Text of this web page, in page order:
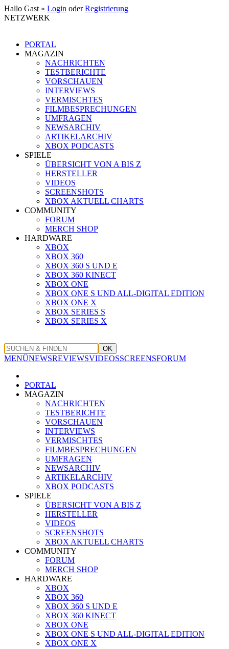
Hallo Gast » Login oderRegistrierung
NETZWERK
PORTAL
MAGAZIN
NACHRICHTEN
TESTBERICHTE
VORSCHAUEN
INTERVIEWS
VERMISCHTES
FILMBESPRECHUNGEN
UMFRAGEN
NEWSARCHIV
ARTIKELARCHIV
XBOX PODCASTS
SPIELE
ÜBERSICHT VON A BIS Z
HERSTELLER
VIDEOS
SCREENSHOTS
XBOX AKTUELL CHARTS
COMMUNITY
FORUM
MERCH SHOP
HARDWARE
XBOX
XBOX 360
XBOX 360 S UND E
XBOX 360 KINECT
XBOX ONE
XBOX ONE S UND ALL-DIGITAL EDITION
XBOX ONE X
XBOX SERIES S
XBOX SERIES X
OK
MENÜNEWSREVIEWSVIDEOSSCREENSFORUM
PORTAL
MAGAZIN
NACHRICHTEN
TESTBERICHTE
VORSCHAUEN
INTERVIEWS
VERMISCHTES
FILMBESPRECHUNGEN
UMFRAGEN
NEWSARCHIV
ARTIKELARCHIV
XBOX PODCASTS
SPIELE
ÜBERSICHT VON A BIS Z
HERSTELLER
VIDEOS
SCREENSHOTS
XBOX AKTUELL CHARTS
COMMUNITY
FORUM
MERCH SHOP
HARDWARE
XBOX
XBOX 360
XBOX 360 S UND E
XBOX 360 KINECT
XBOX ONE
XBOX ONE S UND ALL-DIGITAL EDITION
XBOX ONE X